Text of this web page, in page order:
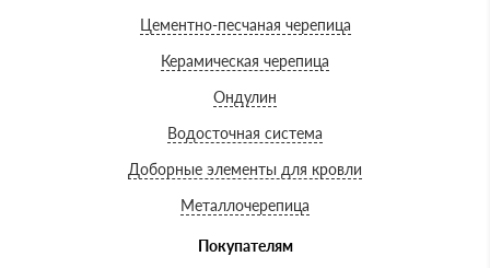
Цементно-песчаная черепица
Керамическая черепица
Ондулин
Водосточная система
Доборные элементы для кровли
Металлочерепица
Покупателям